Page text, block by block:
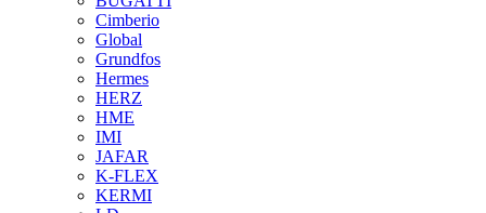
Cimberio
Global
Grundfos
Hermes
HERZ
HME
IMI
JAFAR
K-FLEX
KERMI